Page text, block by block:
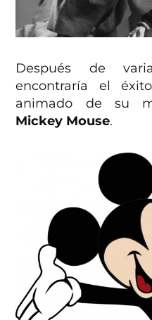
Después de
encontraría el
animado de su
Mickey Mouse.